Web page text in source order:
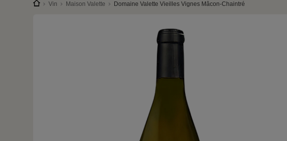
Vin Maison Valette Domaine Valette Vieilles Vignes Mâcon-Chaintré